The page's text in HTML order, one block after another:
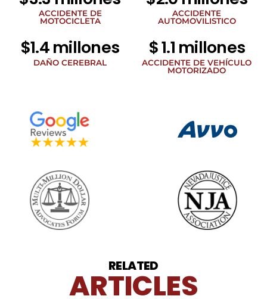
número
teléfono
proporcionado
los
SMS
puede
variar.
aplicarse
cargos
por
datos.
Para
obtener
ACCIDENTE DE
MOTOCICLETA
ACCIDENTE
AUTOMOVILISTICO
$1.4 millones
DAÑO CEREBRAL
$ 1.1 millones
ACCIDENTE DE VEHÍCULO
MOTORIZADO
RELATED
ARTICLES